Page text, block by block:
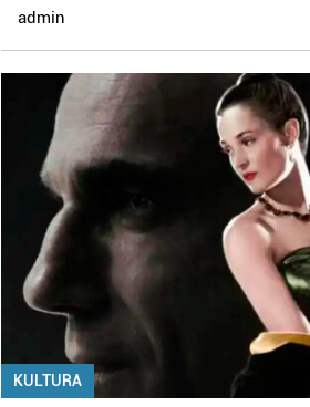
admin
KULTURA